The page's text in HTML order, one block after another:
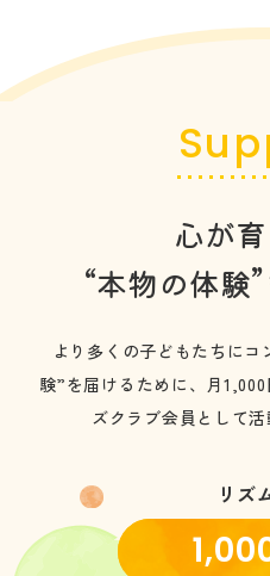
心が
“本物の体験
より多くの子どもたちに
験”を届けるために、
月
ズクラブ会員として
リズ